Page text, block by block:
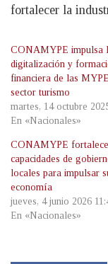
fortalecer la
CONAMYPE impulsa
digitalización y
financiera de las
sector turismo
martes, 14 octubre
En «Nacionales»
CONAMYPE fortalece
capacidades de
locales para impulsar
economía
jueves, 4 junio 2026
En «Nacionales»